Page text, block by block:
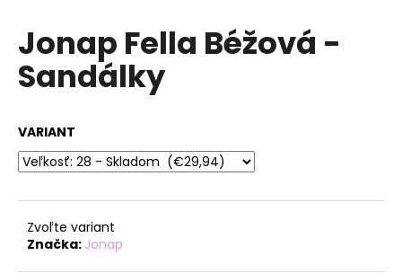
Jonap Fella Béžová -
Sandálky
VARIANT
Zvoľte variant
Značka: Jonap
j
s
ť